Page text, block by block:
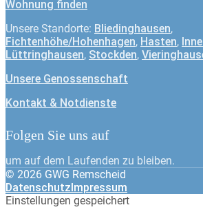
Wohnung finden
Unsere Standorte: Bliedinghausen,
Fichtenhöhe/Hohenhagen, Hasten,
Lüttringhausen, Stockden,
Unsere Genossenschaft
Kontakt & Notdienste
Folgen Sie uns auf
um auf dem Laufenden zu bleiben.
© 2026 GWG Remscheid
Datenschutz Impressum
Einstellungen gespeichert